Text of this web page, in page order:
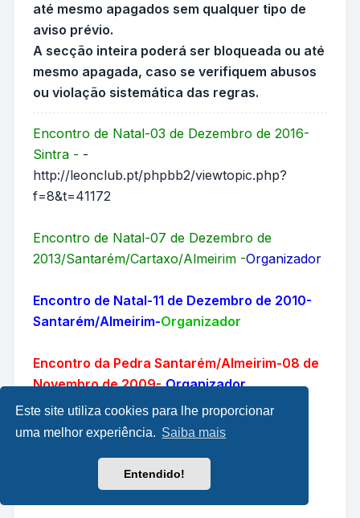
Este site utiliza cookies para lhe proporcionar
uma melhor experiência. Saiba mais
Entendido!
até mesmo apagados sem qualquer tipo de
aviso prévio.
A secção inteira poderá ser bloqueada ou até
mesmo apagada, caso se verifiquem abusos
ou violação sistemática das regras.
Encontro de Natal-03 de Dezembro de 2016-
Sintra - -
http://leonclub.pt/phpbb2/viewtopic.php?
f=8&t=41172
Encontro de Natal-07 de Dezembro de
2013/Santarém/Cartaxo/Almeirim -Organizador
Encontro de Natal-11 de Dezembro de 2010-
Santarém/Almeirim-Organizador
Encontro da Pedra Santarém/Almeirim-08 de
Novembro de 2009- Organizador
http://leonclub.pt/phpbb2/viewtopic.php?
f=142&t=22777